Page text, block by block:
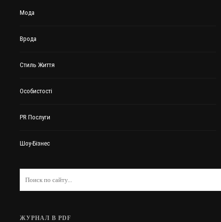
Мода
Врода
Стиль Життя
Особистості
PR Послуги
Шоу-Бізнес
ЖУРНАЛ В PDF